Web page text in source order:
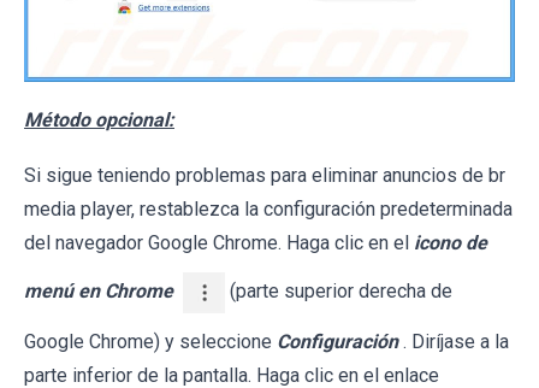
Método opcional:
Si sigue teniendo problemas para eliminar anuncios de br
media player, restablezca la configuración predeterminada
del navegador Google Chrome. Haga clic en el icono de
menú en Chrome (parte superior derecha de
Google Chrome) y seleccione Configuración . Diríjase a la
parte inferior de la pantalla. Haga clic en el enlace